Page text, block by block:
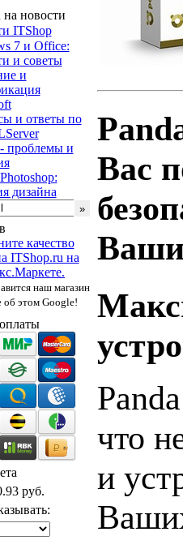
новости
ITShop
7 и Office:
и советы
и
и ответы по
проблемы и
дизайна
наш магазин
об этом Google!
руб.
Вас
что
и